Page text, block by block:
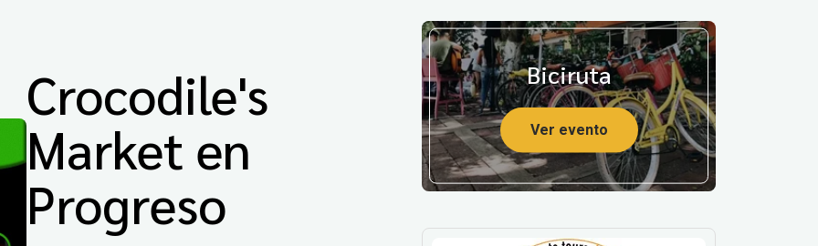
Crocodile's
Market en
Progreso
Biciruta
Ver evento